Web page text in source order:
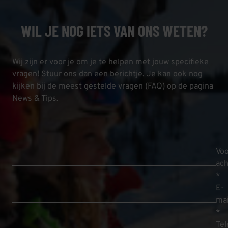
WIL JE NOG IETS VAN ONS WETEN?
Wij zijn er voor je om je te helpen met jouw specifieke
vragen! Stuur ons dan een berichtje. Je kan ook nog
kijken bij de meest gestelde vragen (FAQ) op de pagina
News & Tips.
*
E-
*